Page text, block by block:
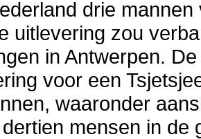
drie
uitlevering zou
in Antwerpen.
voor een
waaronder
mensen in de